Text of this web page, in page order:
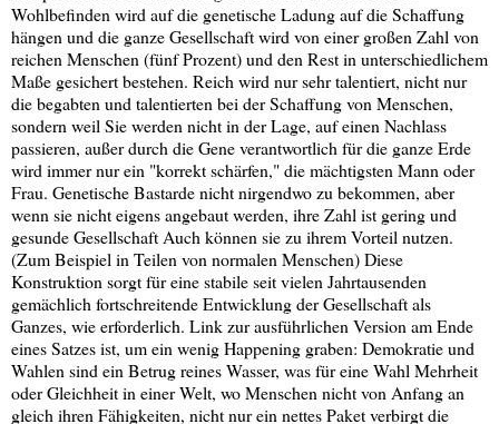
Wohlbefinden wird auf die genetische Ladung auf die Schaffung
hängen und die ganze Gesellschaft wird von einer großen Zahl von
reichen Menschen (fünf Prozent) und den Rest in unterschiedlichem
Maße gesichert bestehen. Reich wird nur sehr talentiert, nicht nur
die begabten und talentierten bei der Schaffung von Menschen,
sondern weil Sie werden nicht in der Lage, auf einen Nachlass
passieren, außer durch die Gene verantwortlich für die ganze Erde
wird immer nur ein "korrekt schärfen," die mächtigsten Mann oder
Frau. Genetische Bastarde nicht nirgendwo zu bekommen, aber
wenn sie nicht eigens angebaut werden, ihre Zahl ist gering und
gesunde Gesellschaft Auch können sie zu ihrem Vorteil nutzen.
(Zum Beispiel in Teilen von normalen Menschen) Diese
Konstruktion sorgt für eine stabile seit vielen Jahrtausenden
gemächlich fortschreitende Entwicklung der Gesellschaft als
Ganzes, wie erforderlich. Link zur ausführlichen Version am Ende
eines Satzes ist, um ein wenig Happening graben: Demokratie und
Wahlen sind ein Betrug reines Wasser, was für eine Wahl Mehrheit
oder Gleichheit in einer Welt, wo Menschen nicht von Anfang an
gleich ihren Fähigkeiten, nicht nur ein nettes Paket verbirgt die